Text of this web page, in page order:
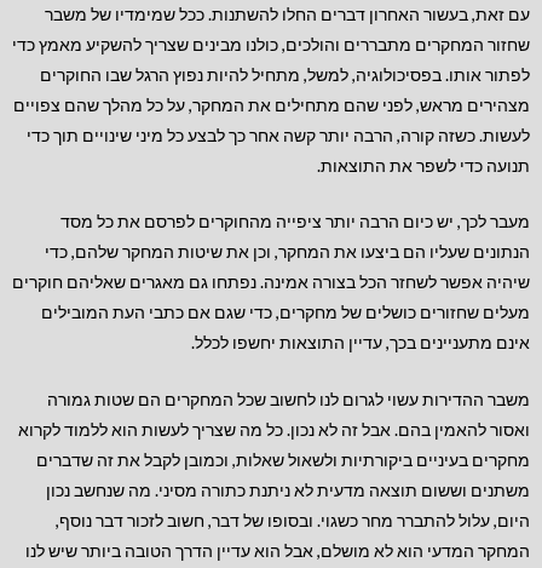
עם זאת, בעשור האחרון דברים החלו להשתנות. ככל שמימדיו של משבר
שחזור המחקרים מתבררים והולכים, כולנו מבינים שצריך להשקיע מאמץ כדי
לפתור אותו. בפסיכולוגיה, למשל, מתחיל להיות נפוץ הרגל שבו החוקרים
מצהירים מראש, לפני שהם מתחילים את המחקר, על כל מהלך שהם צפויים
לעשות. כשזה קורה, הרבה יותר קשה אחר כך לבצע כל מיני שינויים תוך כדי
תנועה כדי לשפר את התוצאות.
מעבר לכך, יש כיום הרבה יותר ציפייה מהחוקרים לפרסם את כל מסד
הנתונים שעליו הם ביצעו את המחקר, וכן את שיטות המחקר שלהם, כדי
שיהיה אפשר לשחזר הכל בצורה אמינה. נפתחו גם מאגרים שאליהם חוקרים
מעלים שחזורים כושלים של מחקרים, כדי שגם אם כתבי העת המובילים
אינם מתעניינים בכך, עדיין התוצאות יחשפו לכלל.
משבר ההדירות עשוי לגרום לנו לחשוב שכל המחקרים הם שטות גמורה
ואסור להאמין בהם. אבל זה לא נכון. כל מה שצריך לעשות הוא ללמוד לקרוא
מחקרים בעיניים ביקורתיות ולשאול שאלות, וכמובן לקבל את זה שדברים
משתנים וששום תוצאה מדעית לא ניתנת כתורה מסיני. מה שנחשב נכון
היום, עלול להתברר מחר כשגוי. ובסופו של דבר, חשוב לזכור דבר נוסף,
המחקר המדעי הוא לא מושלם, אבל הוא עדיין הדרך הטובה ביותר שיש לנו